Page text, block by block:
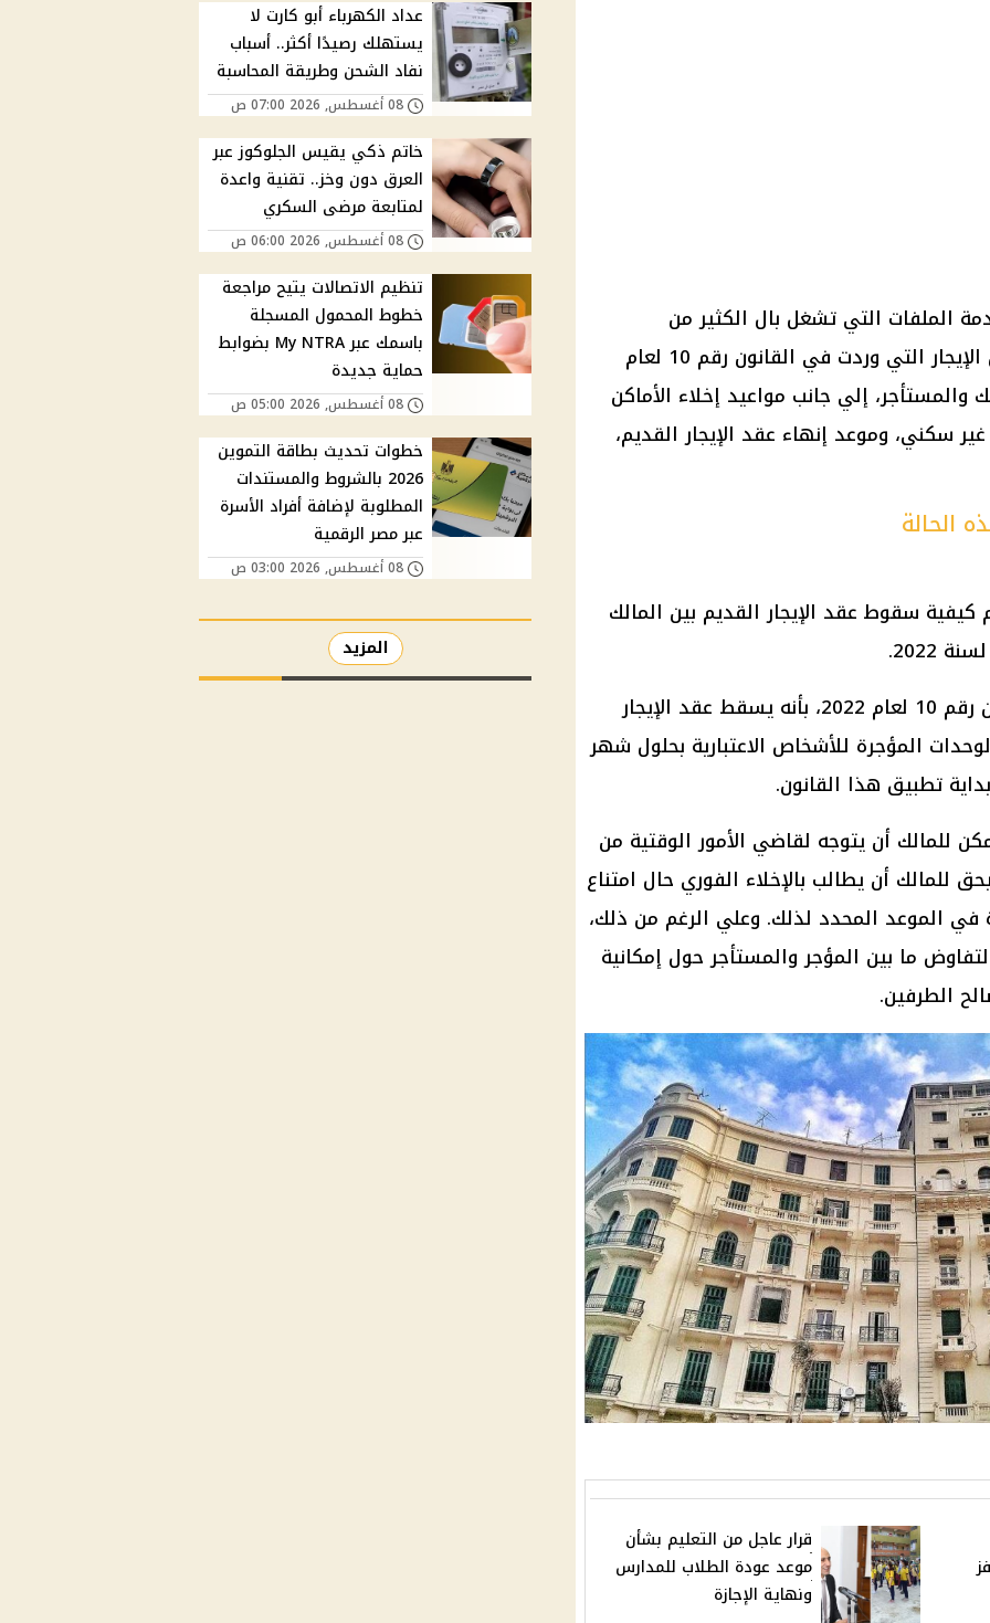
الملفات التي تشغل بال الكثير من
المواطنين، إذ جاءت تعديلات قانون الإيجار التي وردت في القانون رقم 10 لعام
والمستأجر، إلي جانب مواعيد إخلاء الأماكن
سكني، وموعد إنهاء عقد الإيجار القديم،
الحالة
سقوط عقد الإيجار القديم بين المالك
وأوضحت المادة الثانية، في القانون رقم 10 لعام 2022، بأنه يسقط عقد الإيجار
المؤجرة للأشخاص الاعتبارية بحلول شهر
للمالك أن يتوجه لقاضي الأمور الوقتية من
للمالك أن يطالب بالإخلاء الفوري حال امتناع
في الموعد المحدد لذلك. وعلي الرغم من ذلك،
ما بين المؤجر والمستأجر حول إمكانية
الطرفين.
قرار عاجل من التعليم بشأن
موعد عودة الطلاب للمدارس
ونهاية الإجازة
عداد الكهرباء أبو كارت لا
يستهلك رصيدًا أكثر.. أسباب
نفاد الشحن وطريقة المحاسبة
08 أغسطس, 2026 07:00 ص
خاتم ذكي يقيس الجلوكوز عبر
العرق دون وخز.. تقنية واعدة
لمتابعة مرضى السكري
08 أغسطس, 2026 06:00 ص
تنظيم الاتصالات يتيح مراجعة
خطوط المحمول المسجلة
باسمك عبر My NTRA بضوابط
حماية جديدة
08 أغسطس, 2026 05:00 ص
خطوات تحديث بطاقة التموين
2026 بالشروط والمستندات
المطلوبة لإضافة أفراد الأسرة
عبر مصر الرقمية
08 أغسطس, 2026 03:00 ص
المزيد